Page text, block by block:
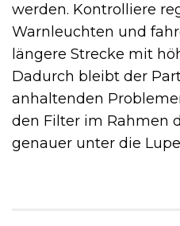
werden. Kontrolliere
Warnleuchten und
längere Strecke mit
Dadurch bleibt der
anhaltenden
den Filter im Rahmen
genauer unter die